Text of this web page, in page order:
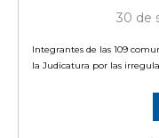
30 de
Integrantes de las 109
la Judicatura por las